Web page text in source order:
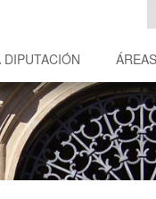
DIPUTACIÓN